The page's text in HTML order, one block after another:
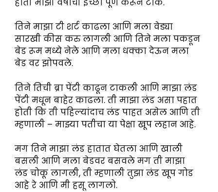
तिने माझा टी शर्ट काढला आणि मला वेड्या
सारखी कीस करु लागली आणि तिने मला पकडून
बेड रूम मध्ये नेले आणि मला धक्का देऊन मला
बेड वर झोपवले.
तिने तिची ब्रा पेंटी काढून टाकली आणि माझा लंड
पेंटी मधून बाहेर काढला. ती माझा लंड असा पहात
होती कि ती पहिल्यांदाच लंड पाहत असेल आणि ती
म्हणाली – माझ्या पतीचा या पेक्षा खूप लहान आहे.
मग तिने माझा लंड हातात घेतला आणि खाली
बसली आणि मला बेडवर बसवले मग ती माझा
लंड चोकू लागली, ती म्हणाली तुझा लंड खूप गोड
आहे रे आणि मी हसू लागलो.